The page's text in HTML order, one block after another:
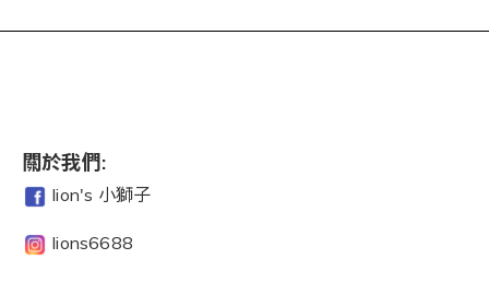
關於我們:
lion's 小獅子
lions6688